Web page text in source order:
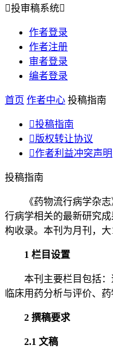
投审稿系统
作者登录
作者注册
审者登录
编者登录
首页 作者中心 投稿指南
投稿指南
版权转让协议
作者利益冲突声明
投稿指南
《药物流行病学杂
行病学相关的最新研究
构收录。本刊为月刊，大
1 栏目设置
本刊主要栏目包括
临床用药分析与评价、
2 撰稿要求
2.1 文稿